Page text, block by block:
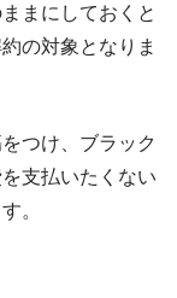
まにしておくと
の対象となりま
つけ、ブラック
支払いたくない
。